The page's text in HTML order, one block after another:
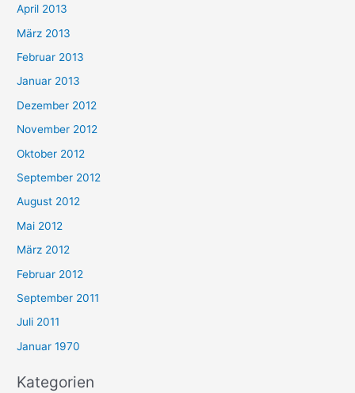
April 2013
März 2013
Februar 2013
Januar 2013
Dezember 2012
November 2012
Oktober 2012
September 2012
August 2012
Mai 2012
März 2012
Februar 2012
September 2011
Juli 2011
Januar 1970
Kategorien